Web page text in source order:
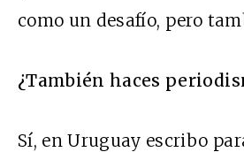
como un desafío, pero
¿También haces
Sí, en Uruguay escribo